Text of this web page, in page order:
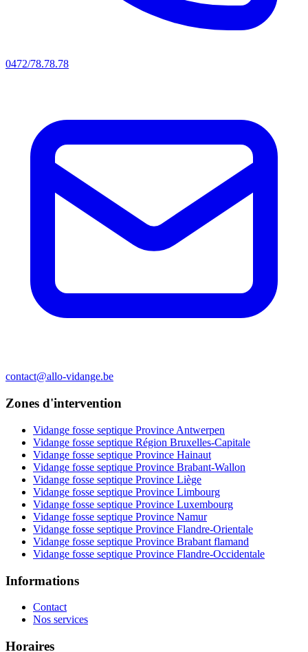
0472/78.78.78
contact@allo-vidange.be
Zones d'intervention
Vidange fosse septique Province Antwerpen
Vidange fosse septique Région Bruxelles-Capitale
Vidange fosse septique Province Hainaut
Vidange fosse septique Province Brabant-Wallon
Vidange fosse septique Province Liège
Vidange fosse septique Province Limbourg
Vidange fosse septique Province Luxembourg
Vidange fosse septique Province Namur
Vidange fosse septique Province Flandre-Orientale
Vidange fosse septique Province Brabant flamand
Vidange fosse septique Province Flandre-Occidentale
Informations
Contact
Nos services
Horaires